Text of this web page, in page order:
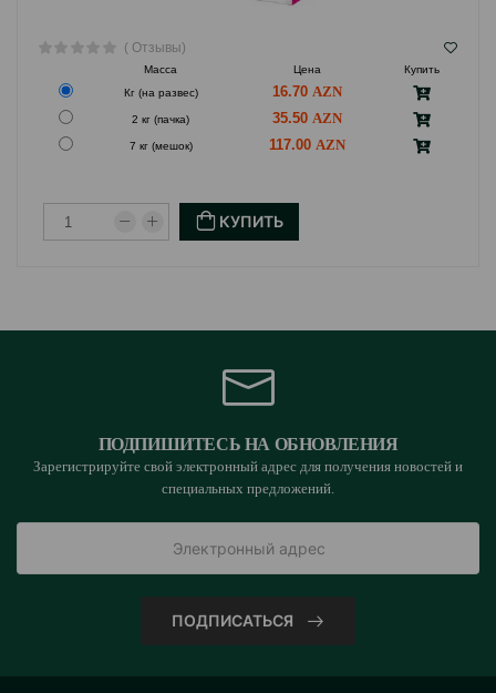
( Отзывы)
Масса Цена
Купить
Кг (на развес)
16.70
2 кг (пачка) 35.50
7 кг (мешок) 117.00
КУПИТЬ
ПОДПИШИТЕСЬ НА ОБНОВЛЕНИЯ
Зарегистрируйте свой электронный адрес для получения новостей и
специальных предложений.
ПОДПИСАТЬСЯ